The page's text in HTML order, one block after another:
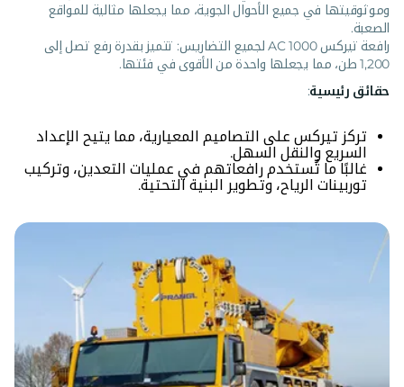
وموثوقيتها في جميع الأحوال الجوية، مما يجعلها مثالية للمواقع
الصعبة.
رافعة تيركس AC 1000 لجميع التضاريس: تتميز بقدرة رفع تصل إلى
1,200 طن، مما يجعلها واحدة من الأقوى في فئتها.
حقائق رئيسية:
تركز تيركس على التصاميم المعيارية، مما يتيح الإعداد
السريع والنقل السهل.
غالبًا ما تُستخدم رافعاتهم في عمليات التعدين، وتركيب
توربينات الرياح، وتطوير البنية التحتية.